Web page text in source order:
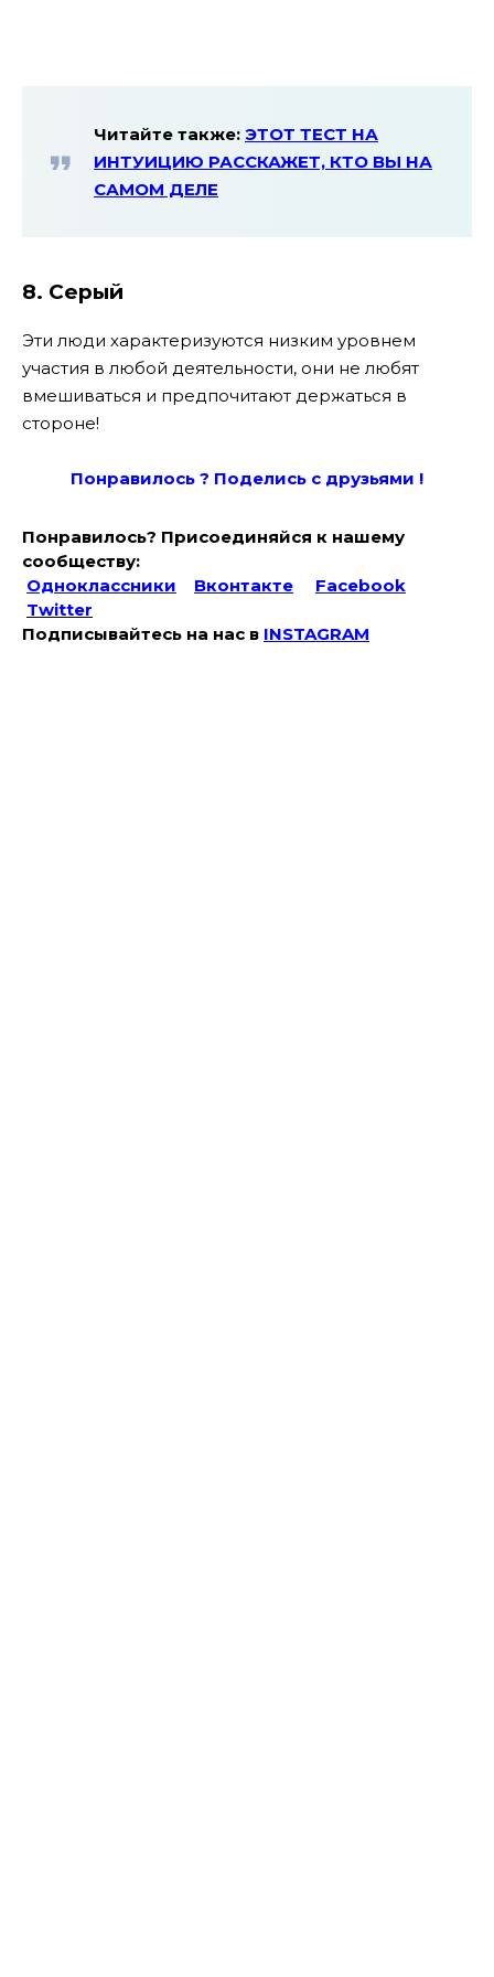
Читайте также: ЭТОТ ТЕСТ НА
ИНТУИЦИЮ РАССКАЖЕТ, КТО ВЫ НА
САМОМ ДЕЛЕ
8. Серый
Эти люди характеризуются низким уровнем
участия в любой деятельности, они не любят
вмешиваться и предпочитают держаться в
стороне!
Понравилось ? Поделись с друзьями !
Понравилось? Присоединяйся к нашему
сообществу:
Одноклассники
Вконтакте
Facebook
Twitter
Подписывайтесь на наc в INSTAGRAM